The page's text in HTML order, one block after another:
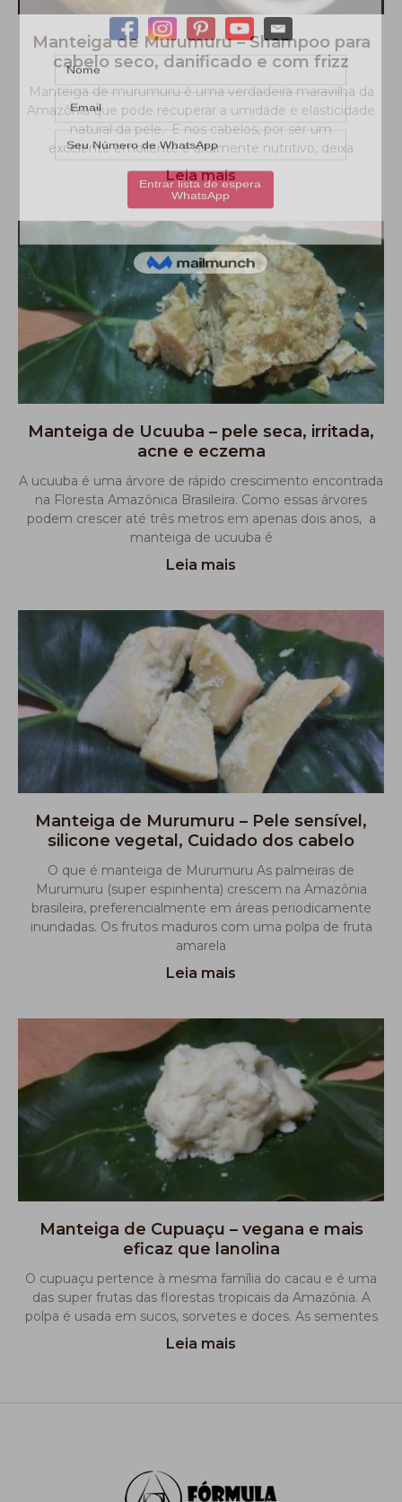
Manteiga de Murumuru – Shampoo para
cabelo seco, danificado e com frizz
Manteiga de murumuru é uma verdadeira maravilha da
Amazônia que pode recuperar a umidade e elasticidade
natural da pele. E nos cabelos, por ser um
excelente emoliente e altamente nutritivo, deixa
Leia mais
Manteiga de Ucuuba – pele seca, irritada,
acne e eczema
A ucuuba é uma árvore de rápido crescimento encontrada
na Floresta Amazônica Brasileira. Como essas árvores
podem crescer até três metros em apenas dois anos, a
manteiga de ucuuba é
Leia mais
Manteiga de Murumuru – Pele sensível,
silicone vegetal, Cuidado dos cabelo
O que é manteiga de Murumuru As palmeiras de
Murumuru (super espinhenta) crescem na Amazônia
brasileira, preferencialmente em áreas periodicamente
inundadas. Os frutos maduros com uma polpa de fruta
amarela
Leia mais
Manteiga de Cupuaçu – vegana e mais
eficaz que lanolina
O cupuaçu pertence à mesma família do cacau e é uma
das super frutas das florestas tropicais da Amazônia. A
polpa é usada em sucos, sorvetes e doces. As sementes
Leia mais